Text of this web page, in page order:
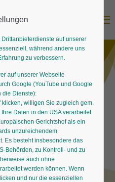
und sein Blick
auf unserer
während andere uns
zu verbessern.
auf unserer Webseite
Google (YouTube und Google
die Dienste):
klicken, willigen Sie zugleich gem.
Daten in den USA verarbeitet
Gerichtshof als ein
unzureichendem
Es besteht insbesondere das
Behörden, zu Kontroll- und zu
auch ohne
werden können. Wenn
und nur die essenziellen